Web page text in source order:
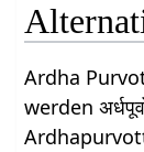
Ardha
werden